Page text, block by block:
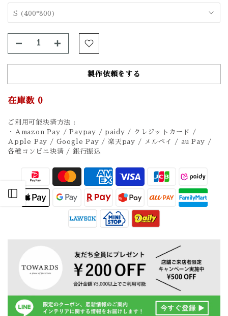
Open sidebar
S (400*800)
製作依頼をする
在庫数 0
ご利用可能決済方法 :
・Amazon Pay / Paypay / paidy / クレジットカード /
Apple Pay / Google Pay / 楽天pay / メルペイ / au Pay /
各種コンビニ決済 / 銀行振込